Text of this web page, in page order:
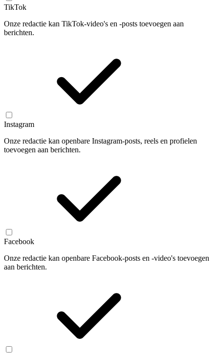
TikTok
Onze redactie kan TikTok-video's en -posts toevoegen aan
berichten.
Instagram
Onze redactie kan openbare Instagram-posts, reels en profielen
toevoegen aan berichten.
Facebook
Onze redactie kan openbare Facebook-posts en -video's toevoegen
aan berichten.